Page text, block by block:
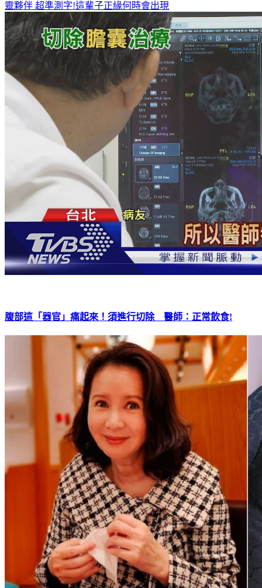
靈夥伴 超準測字!這輩子正緣何時會出現
腹部這「器官」痛起來！須進行切除 醫師：正常飲食!